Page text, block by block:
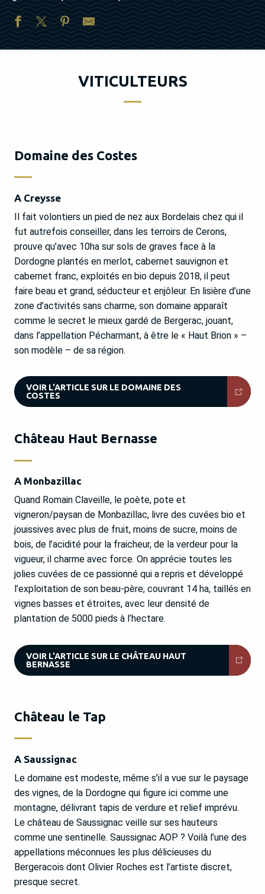
VITICULTEURS
Domaine des Costes
A Creysse
Il fait volontiers un pied de nez aux Bordelais chez qui il
fut autrefois conseiller, dans les terroirs de Cerons,
prouve qu’avec 10ha sur sols de graves face à la
Dordogne plantés en merlot, cabernet sauvignon et
cabernet franc, exploités en bio depuis 2018, il peut
faire beau et grand, séducteur et enjôleur. En lisière d’une
zone d’activités sans charme, son domaine apparaît
comme le secret le mieux gardé de Bergerac, jouant,
dans l’appellation Pécharmant, à être le « Haut Brion » –
son modèle – de sa région.
VOIR L'ARTICLE SUR LE DOMAINE DES
COSTES
Château Haut Bernasse
A Monbazillac
Quand Romain Claveille, le poète, pote et
vigneron/paysan de Monbazillac, livre des cuvées bio et
jouissives avec plus de fruit, moins de sucre, moins de
bois, de l’acidité pour la fraicheur, de la verdeur pour la
vigueur, il charme avec force. On apprécie toutes les
jolies cuvées de ce passionné qui a repris et développé
l’exploitation de son beau-père, couvrant 14 ha, taillés en
vignes basses et étroites, avec leur densité de
plantation de 5000 pieds à l’hectare.
VOIR L'ARTICLE SUR LE CHÂTEAU HAUT
BERNASSE
Château le Tap
A Saussignac
Le domaine est modeste, même s’il a vue sur le paysage
des vignes, de la Dordogne qui figure ici comme une
montagne, délivrant tapis de verdure et relief imprévu.
Le château de Saussignac veille sur ses hauteurs
comme une sentinelle. Saussignac AOP ? Voilà l’une des
appellations méconnues les plus délicieuses du
Bergeracois dont Olivier Roches est l’artiste discret,
presque secret.